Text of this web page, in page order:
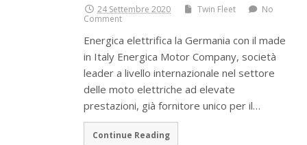
24 Settembre 2020 Twin Fleet
No
Comment
Energica elettrifica la Germania con il made
in Italy Energica Motor Company, società
leader a livello internazionale nel settore
delle moto elettriche ad elevate
prestazioni, già fornitore unico per il…
Continue Reading